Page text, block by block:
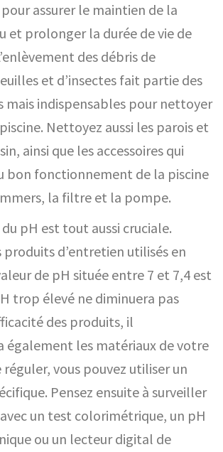
assurer le maintien de la
et prolonger la durée de vie de
des débris de
et d’insectes fait partie des
mais indispensables pour nettoyer
Nettoyez aussi les parois et
ainsi que les accessoires qui
bon fonctionnement de la piscine
la filtre et la pompe.
pH est tout aussi cruciale.
produits d’entretien utilisés en
de pH située entre 7 et 7,4 est
trop élevé ne diminuera pas
des produits, il
également les matériaux de votre
réguler, vous pouvez utiliser un
Pensez ensuite à surveiller
avec un test colorimétrique, un pH
ou un lecteur digital de